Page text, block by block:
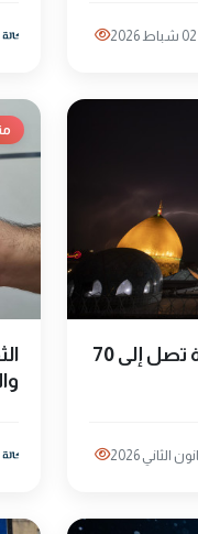
يوم غد.. تحذير من رياح شديدة تصل إلى 70